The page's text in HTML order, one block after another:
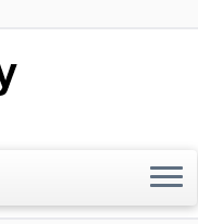
Βιβλιογραφία